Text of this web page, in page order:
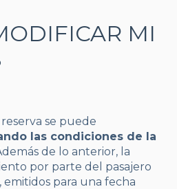
MI
se puede
las condiciones de la
de lo anterior, la
por parte del pasajero
emitidos para una fecha